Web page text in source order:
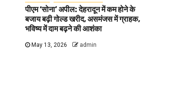
पीएम ‘सोना’ अपील: देहरादून में कम होने के
बजाय बढ़ी गोल्ड खरीद, असमंजस में ग्राहक,
भविष्य में दाम बढ़ने की आशंका
May 13, 2026 admin